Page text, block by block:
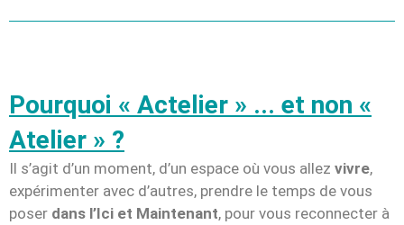
Pourquoi « Actelier » ... et non «
Atelier » ?
Il s’agit d’un moment, d’un espace où vous allez vivre,
expérimenter avec d’autres, prendre le temps de vous
poser dans l’Ici et Maintenant, pour vous reconnecter à